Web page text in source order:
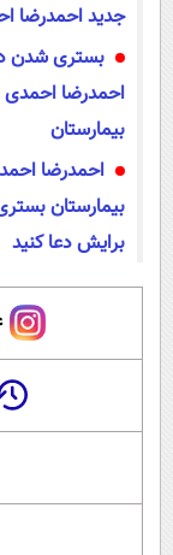
جدید احمدرضا
بستری شدن
احمدرضا احمدی
بیمارستان
احمدرضا
بیمارستان
برایش دعا کنید